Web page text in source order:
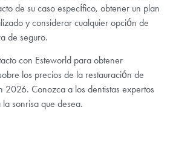
de su caso específico, obtener un plan
y considerar cualquier opción de
de seguro.
con Esteworld para obtener
los precios de la restauración de
2026. Conozca a los dentistas expertos
sonrisa que desea.